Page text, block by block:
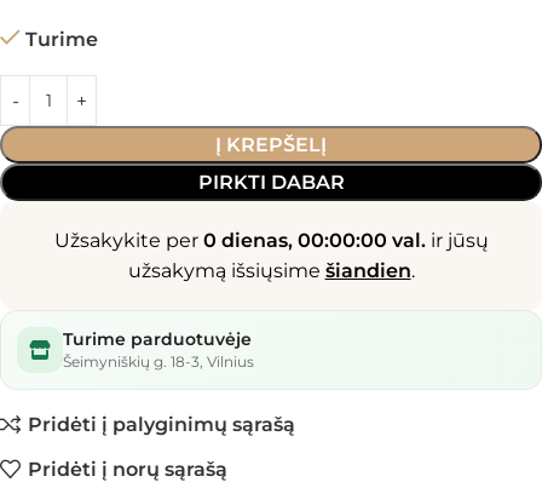
Turime
Į KREPŠELĮ
PIRKTI DABAR
Užsakykite per 0 dienas, 00:00:00 val.ir jūsų
užsakymą išsiųsime šiandien.
Turime parduotuvėje
Šeimyniškių g. 18-3, Vilnius
Pridėti į palyginimų sąrašą
Pridėti į norų sąrašą